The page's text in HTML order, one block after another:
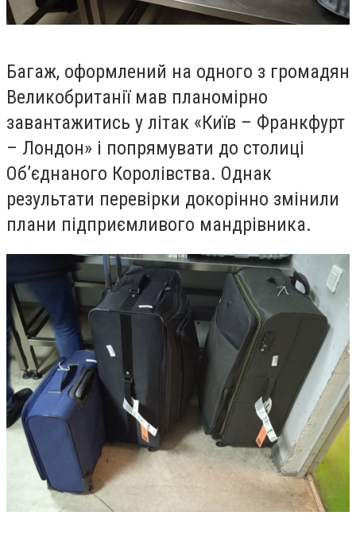
Багаж, оформлений на одного з громадян
Великобританії мав планомірно
завантажитись у літак «Київ – Франкфурт
– Лондон» і попрямувати до столиці
Об’єднаного Королівства. Однак
результати перевірки докорінно змінили
плани підприємливого мандрівника.